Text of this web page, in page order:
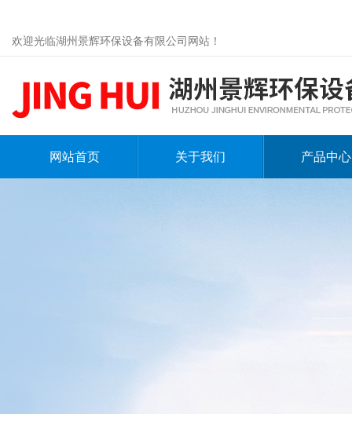
欢迎光临湖州景辉环保设备有限公司网站！
网站首页 关于我们 产品中心